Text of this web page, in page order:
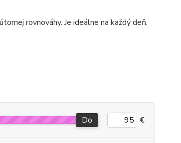
rovnováhy. Je ideálne na každý deň,
Do €